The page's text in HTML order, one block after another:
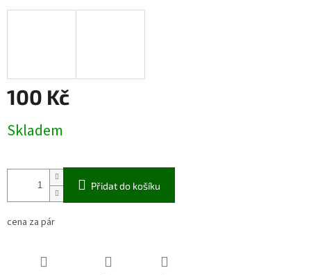
100 Kč
cena:
Skladem
Přidat do košíku
cena za pár